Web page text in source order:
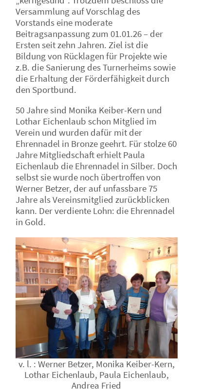
Versammlung auf Vorschlag des
Vorstands eine moderate
Beitragsanpassung zum 01.01.26 – der
Ersten seit zehn Jahren. Ziel ist die
Bildung von Rücklagen für Projekte wie
z.B. die Sanierung des Turnerheims sowie
die Erhaltung der Förderfähigkeit durch
den Sportbund.
50 Jahre sind Monika Keiber-Kern und
Lothar Eichenlaub schon Mitglied im
Verein und wurden dafür mit der
Ehrennadel in Bronze geehrt. Für stolze 60
Jahre Mitgliedschaft erhielt Paula
Eichenlaub die Ehrennadel in Silber. Doch
selbst sie wurde noch übertroffen von
Werner Betzer, der auf unfassbare 75
Jahre als Vereinsmitglied zurückblicken
kann. Der verdiente Lohn: die Ehrennadel
in Gold.
v. l. : Werner Betzer, Monika Keiber-Kern,
Lothar Eichenlaub, Paula Eichenlaub,
Andrea Fried